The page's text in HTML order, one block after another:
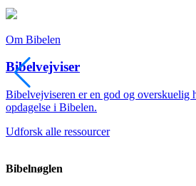
Om Bibelen
Bibelvejviser
Bibelvejviseren er en god og overskuelig
opdagelse i Bibelen.
Udforsk alle ressourcer
Bibelnøglen